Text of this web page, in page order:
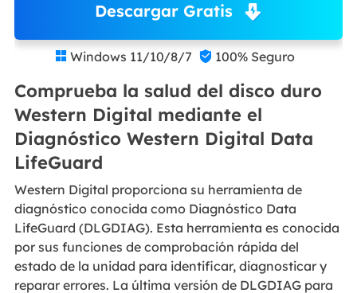
Descargar Gratis
 Windows 11/10/8/7  100% Seguro
Comprueba la salud del disco duro
Western Digital mediante el
Diagnóstico Western Digital Data
LifeGuard
Western Digital proporciona su herramienta de
diagnóstico conocida como Diagnóstico Data
LifeGuard (DLGDIAG). Esta herramienta es conocida
por sus funciones de comprobación rápida del
estado de la unidad para identificar, diagnosticar y
reparar errores. La última versión de DLGDIAG para